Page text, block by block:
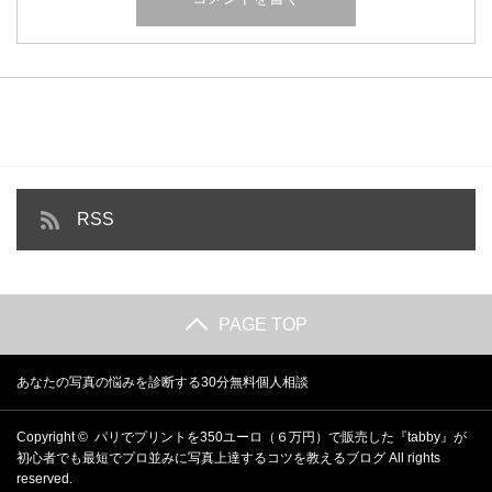
RSS
PAGE TOP
あなたの写真の悩みを診断する30分無料個人相談
Copyright © パリでプリントを350ユーロ（６万円）で販売した『tabby』が
初心者でも最短でプロ並みに写真上達するコツを教えるブログ All rights
reserved.